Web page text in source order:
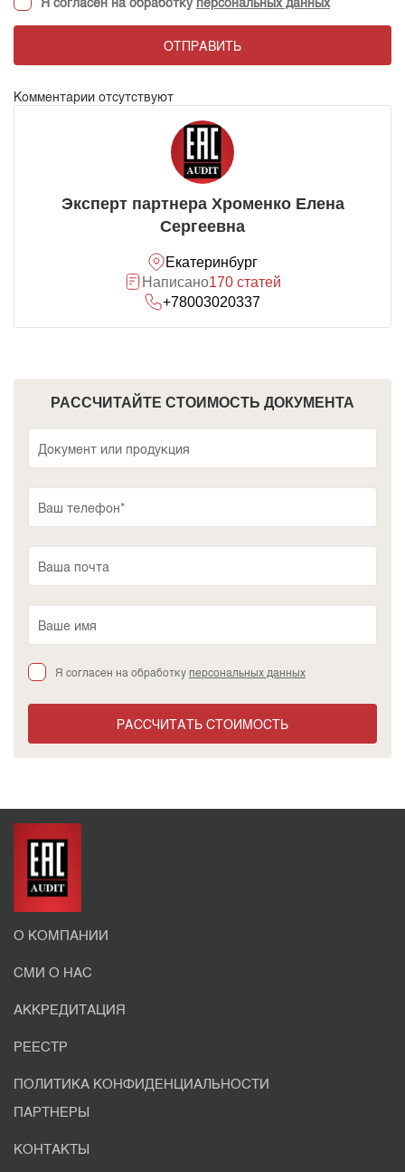
ОТПРАВИТЬ
Комментарии отсутствуют
Эксперт партнера Хроменко Елена
Сергеевна
Екатеринбург
Написано170 статей
+78003020337
РАССЧИТАЙТЕ СТОИМОСТЬ ДОКУМЕНТА
Я согласен на обработкуперсональных данных
РАССЧИТАТЬ СТОИМОСТЬ
О КОМПАНИИ
СМИ О НАС
АККРЕДИТАЦИЯ
РЕЕСТР
ПОЛИТИКА КОНФИДЕНЦИАЛЬНОСТИ
ПАРТНЕРЫ
КОНТАКТЫ